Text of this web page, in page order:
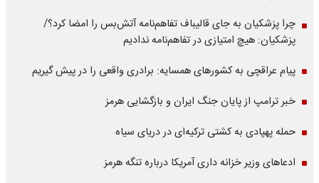
چرا پزشکیان به جای قالیباف تفاهم‌نامه آتش‌بس را امضا کرد؟/
پزشکیان: هیچ امتیازی در تفاهم‌نامه ندادیم
پیام عراقچی به کشورهای همسایه: برادری واقعی را در پیش گیریم
خبر ترامپ از پایان جنگ ایران و بازگشایی هرمز
حمله پهپادی به کشتی ترکیه‌ای در دریای سیاه
ادعاهای وزیر خزانه داری آمریکا درباره تنگه هرمز